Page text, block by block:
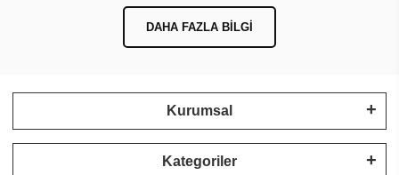
DAHA FAZLA BILGI
Kurumsal
Kategoriler